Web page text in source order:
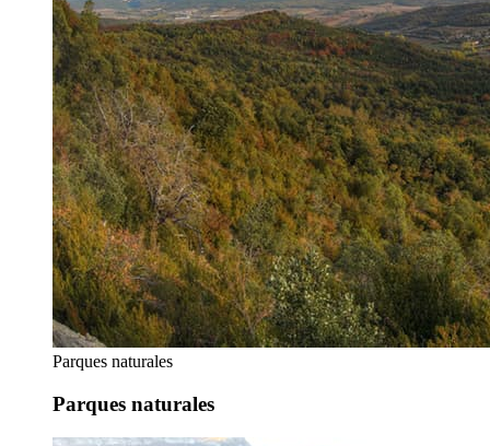
Parques naturales
Parques naturales